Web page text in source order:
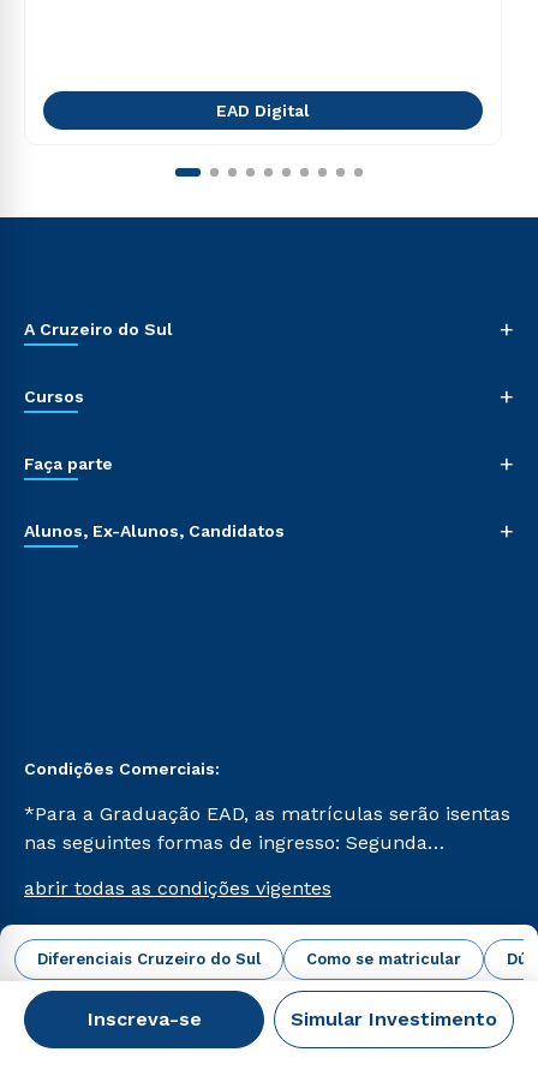
Diferenciais Cruzeiro do Sul Como se matricular
Inscreva-se Simular Investimento
EAD Digital
A Cruzeiro do Sul +
Cursos +
Faça parte +
Alunos, Ex-Alunos, Candidatos +
Condições Comerciais:
*Para a Graduação EAD, as matrículas serão isentas
nas seguintes formas de ingresso: Segunda
Já para as demais, a taxa de matrícula será de R$
49. *Para a Pós-graduação EAD, as ofertas
mencionadas são referentes aos cursos: Ensino
Religioso, Geografia para a Docência e Metodologia
do Ensino de História: Questões Atuais.
abrir todas as condições vigentes
Campus Virtual Cruzeiro do Sul Educacional © 2026 -
Todos os direitos reservados.
CNPJ: 62.984.091/0001-02